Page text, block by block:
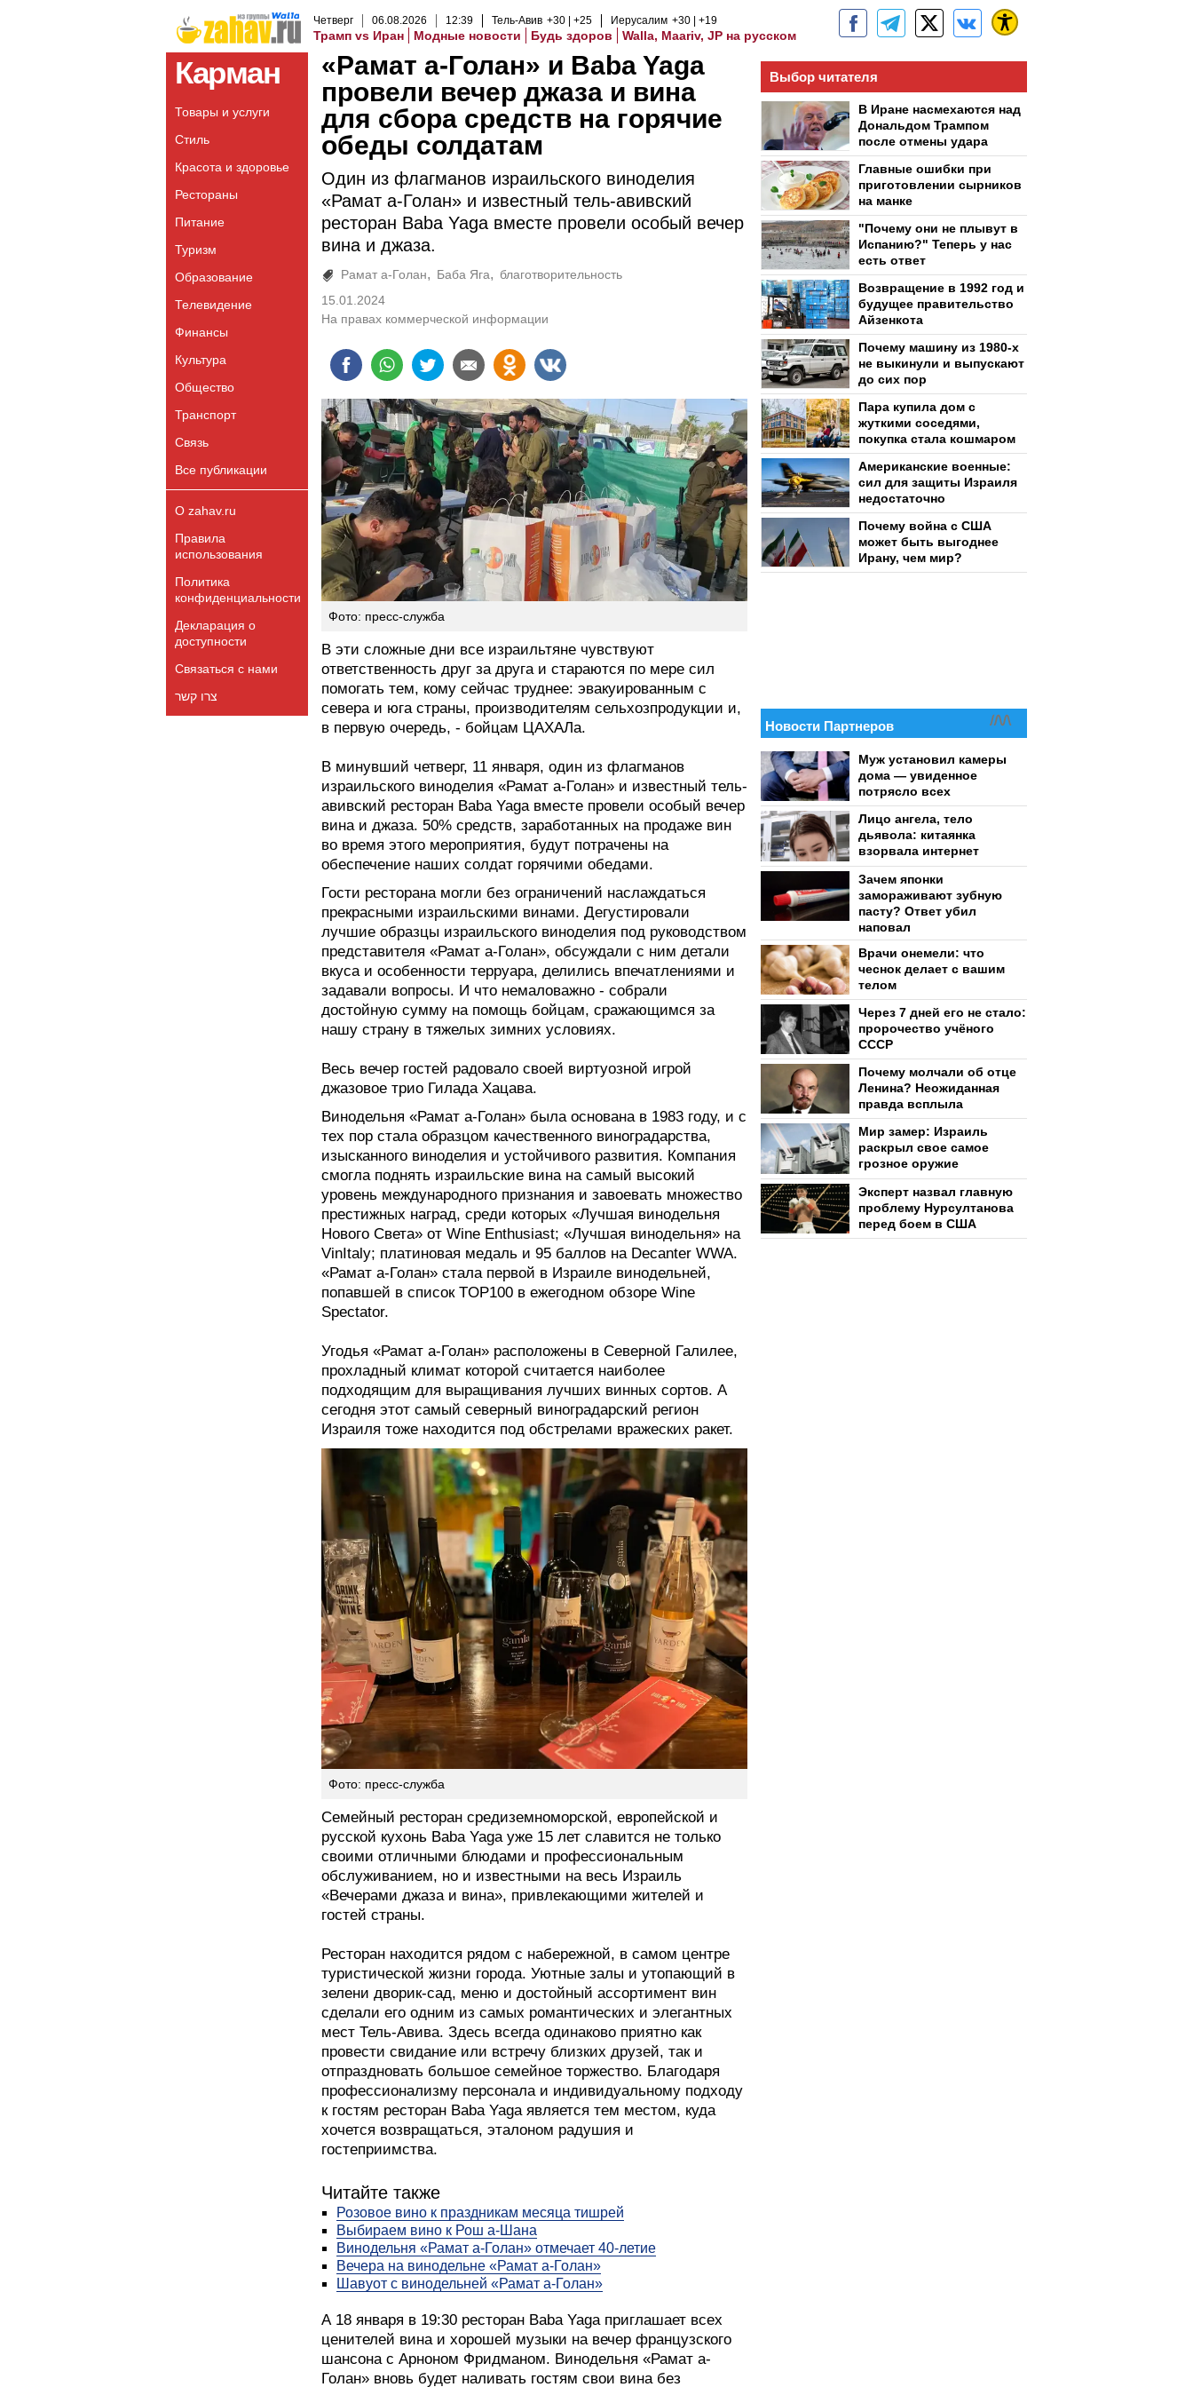
Четверг 06.08.2026 12:39 Тель-Авив +30 +25 Иерусалим +30 +19
Трамп vs Иран Модные новости Будь здоров Walla, Maariv, JP на русском
Карман
Товары и услуги
Стиль
Красота и здоровье
Рестораны
Питание
Туризм
Образование
Телевидение
Финансы
Культура
Общество
Транспорт
Связь
Все публикации
О zahav.ru
Правила
использования
Политика
конфиденциальности
Декларация о
доступности
Связаться с нами
צרו קשר
«Рамат а-Голан» и Baba Yaga
провели вечер джаза и вина
для сбора средств на горячие
обеды солдатам
Один из флагманов израильского виноделия
«Рамат а-Голан» и известный тель-авивский
ресторан Baba Yaga вместе провели особый вечер
вина и джаза.
Рамат а-Голан Баба Яга
благотворительность
15.01.2024
На правах коммерческой информации
Фото: пресс-служба
В эти сложные дни все израильтяне чувствуют
ответственность друг за друга и стараются по мере сил
помогать тем, кому сейчас труднее: эвакуированным с
севера и юга страны, производителям сельхозпродукции и,
в первую очередь, - бойцам ЦАХАЛа.
В минувший четверг, 11 января, один из флагманов
израильского виноделия «Рамат а-Голан» и известный тель-
авивский ресторан Baba Yaga вместе провели особый вечер
вина и джаза. 50% средств, заработанных на продаже вин
во время этого мероприятия, будут потрачены на
обеспечение наших солдат горячими обедами.
Гости ресторана могли без ограничений наслаждаться
прекрасными израильскими винами. Дегустировали
лучшие образцы израильского виноделия под руководством
представителя «Рамат а-Голан», обсуждали с ним детали
вкуса и особенности терруара, делились впечатлениями и
задавали вопросы. И что немаловажно - собрали
достойную сумму на помощь бойцам, сражающимся за
нашу страну в тяжелых зимних условиях.
Весь вечер гостей радовало своей виртуозной игрой
джазовое трио Гилада Хацава.
Винодельня «Рамат а-Голан» была основана в 1983 году, и с
тех пор стала образцом качественного виноградарства,
изысканного виноделия и устойчивого развития. Компания
смогла поднять израильские вина на самый высокий
уровень международного признания и завоевать множество
престижных наград, среди которых «Лучшая винодельня
Нового Света» от Wine Enthusiast; «Лучшая винодельня» на
VinItaly; платиновая медаль и 95 баллов на Decanter WWA.
«Рамат а-Голан» стала первой в Израиле винодельней,
попавшей в список TOP100 в ежегодном обзоре Wine
Spectator.
Угодья «Рамат а-Голан» расположены в Северной Галилее,
прохладный климат которой считается наиболее
подходящим для выращивания лучших винных сортов. А
сегодня этот самый северный виноградарский регион
Израиля тоже находится под обстрелами вражеских ракет.
Фото: пресс-служба
Семейный ресторан средиземноморской, европейской и
русской кухонь Baba Yaga уже 15 лет славится не только
своими отличными блюдами и профессиональным
обслуживанием, но и известными на весь Израиль
«Вечерами джаза и вина», привлекающими жителей и
гостей страны.
Ресторан находится рядом с набережной, в самом центре
туристической жизни города. Уютные залы и утопающий в
зелени дворик-сад, меню и достойный ассортимент вин
сделали его одним из самых романтических и элегантных
мест Тель-Авива. Здесь всегда одинаково приятно как
провести свидание или встречу близких друзей, так и
отпраздновать большое семейное торжество. Благодаря
профессионализму персонала и индивидуальному подходу
к гостям ресторан Baba Yaga является тем местом, куда
хочется возвращаться, эталоном радушия и
гостеприимства.
Читайте также
Розовое вино к праздникам месяца тишрей
Выбираем вино к Рош а-Шана
Винодельня «Рамат а-Голан» отмечает 40-летие
Вечера на винодельне «Рамат а-Голан»
Шавуот с винодельней «Рамат а-Голан»
А 18 января в 19:30 ресторан Baba Yaga приглашает всех
ценителей вина и хорошей музыки на вечер французского
шансона с Арноном Фридманом. Винодельня «Рамат а-
Голан» вновь будет наливать гостям свои вина без
Выбор читателя
В Иране насмехаются над
Дональдом Трампом
после отмены удара
Главные ошибки при
приготовлении сырников
на манке
"Почему они не плывут в
Испанию?" Теперь у нас
есть ответ
Возвращение в 1992 год и
будущее правительство
Айзенкота
Почему машину из 1980-х
не выкинули и выпускают
до сих пор
Пара купила дом с
жуткими соседями,
покупка стала кошмаром
Американские военные:
сил для защиты Израиля
недостаточно
Почему война с США
может быть выгоднее
Ирану, чем мир?